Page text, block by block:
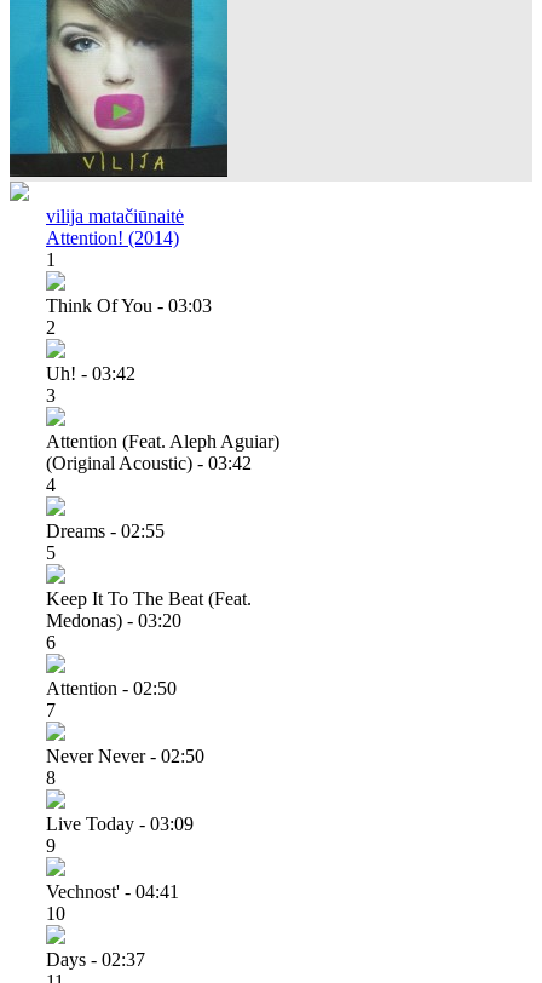
vilija matačiūnaitė
Attention! (2014)
1
Think Of You - 03:03
2
Uh! - 03:42
3
Attention (feat. Aleph Aguiar)
(original Acoustic) - 03:42
4
Dreams - 02:55
5
Keep It To The Beat (feat.
Medonas) - 03:20
6
Attention - 02:50
7
Never Never - 02:50
8
Live Today - 03:09
9
Vechnost' - 04:41
10
Days - 02:37